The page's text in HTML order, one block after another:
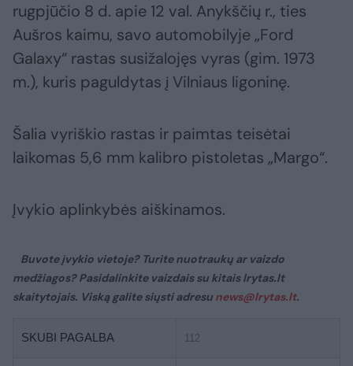
rugpjūčio 8 d. apie 12 val. Anykščių r., ties
Aušros kaimu, savo automobilyje „Ford
Galaxy“ rastas susižalojęs vyras (gim. 1973
m.), kuris paguldytas į Vilniaus ligoninę.
Šalia vyriškio rastas ir paimtas teisėtai
laikomas 5,6 mm kalibro pistoletas „Margo“.
Įvykio aplinkybės aiškinamos.
Buvote įvykio vietoje? Turite nuotraukų ar vaizdo
medžiagos? Pasidalinkite vaizdais su kitais lrytas.lt
skaitytojais. Viską galite siųsti adresu news@lrytas.lt.
SKUBI PAGALBA 112